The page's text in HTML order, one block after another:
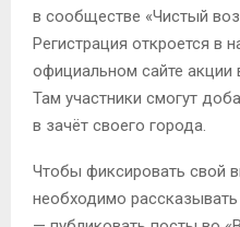
в сообществе «Чистый
Регистрация откроется в
официальном сайте
Там участники смогут
в зачёт своего города.
Чтобы фиксировать свой
необходимо